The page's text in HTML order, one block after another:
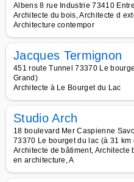
Albens 8 rue Industrie 73410
Architecte du bois, Architecte d
Architecture contempor
Jacques Termignon
451 route Tunnel 73370 Le
Grand)
Architecte à Le Bourget du Lac
Studio Arch
18 boulevard Mer Caspienne
73370 Le bourget du lac (à 31 km
Architecte de bâtiment,
en architecture, A